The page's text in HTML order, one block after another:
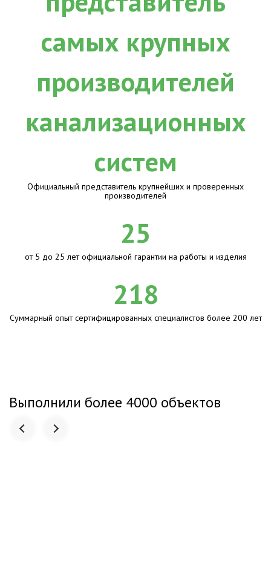
Официальный представитель крупнейших и проверенных
производителей
25
от 5 до 25 лет официальной гарантии на работы и изделия
218
Суммарный опыт сертифицированных специалистов более 200 лет
Выполнили более 4000 объектов